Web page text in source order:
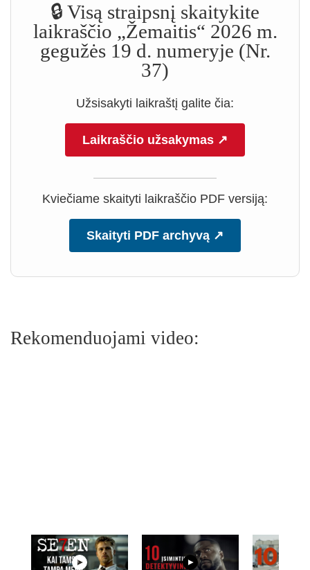
🔒 Visą straipsnį skaitykite
laikraščio „Žemaitis“ 2026 m.
gegužės 19 d. numeryje (Nr.
37)
Užsisakyti laikraštį galite čia:
Laikraščio užsakymas ↗
Kviečiame skaityti laikraščio PDF versiją:
Skaityti PDF archyvą ↗
Rekomenduojami video: